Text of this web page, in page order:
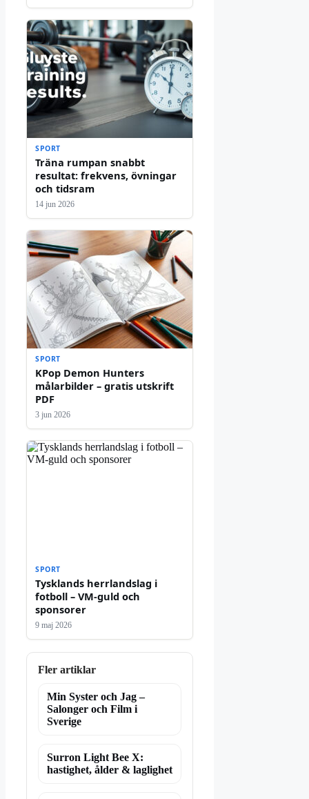
SPORT
Träna rumpan snabbt
resultat: frekvens, övningar
och tidsram
14 jun 2026
SPORT
KPop Demon Hunters
målarbilder – gratis utskrift
PDF
3 jun 2026
SPORT
Tysklands herrlandslag i
fotboll – VM-guld och
sponsorer
9 maj 2026
Fler artiklar
Min Syster och Jag –
Salonger och Film i
Sverige
Surron Light Bee X:
hastighet, ålder & laglighet